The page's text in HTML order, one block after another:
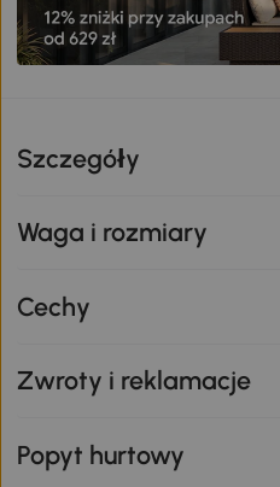
Szczegóły
Waga i rozmiary
Cechy
Zwroty i reklamacje
Popyt hurtowy